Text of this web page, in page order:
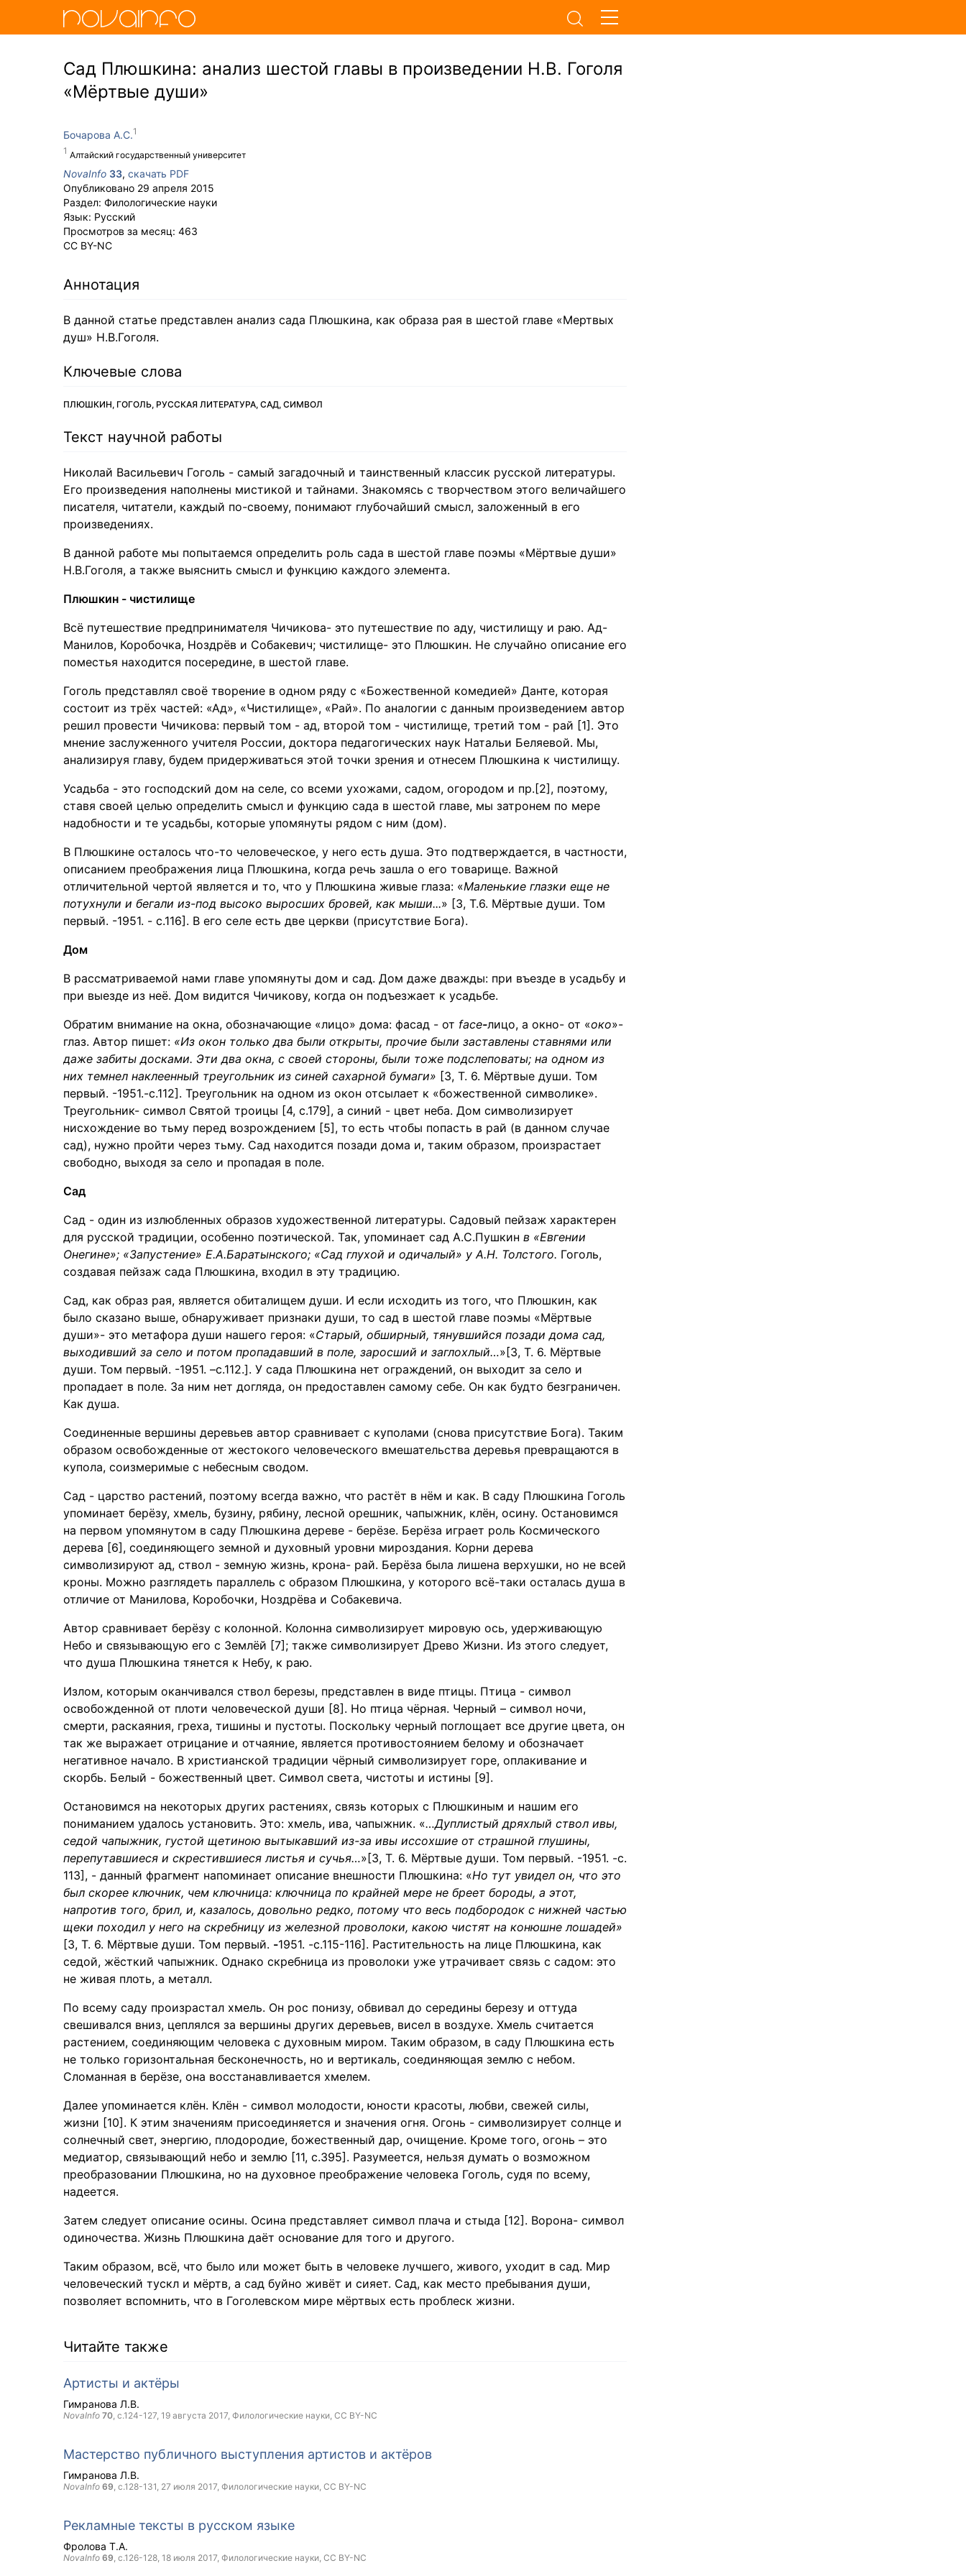
Сад Плюшкина: анализ шестой главы в произведении Н.В. Гоголя
«Мёртвые души»
Бочарова А.С.
Алтайский государственный университет
NovaInfo 33, скачать PDF
Опубликовано 29 апреля 2015
Раздел: Филологические науки
Язык: Русский
Просмотров за месяц: 463
CC BY-NC
Аннотация
В данной статье представлен анализ сада Плюшкина, как образа рая в шестой главе «Мертвых
душ» Н.В.Гоголя.
Ключевые слова
ПЛЮШКИН, ГОГОЛЬ, РУССКАЯ ЛИТЕРАТУРА, САД, СИМВОЛ
Текст научной работы
Николай Васильевич Гоголь - самый загадочный и таинственный классик русской литературы.
Его произведения наполнены мистикой и тайнами. Знакомясь с творчеством этого величайшего
писателя, читатели, каждый по-своему, понимают глубочайший смысл, заложенный в его
произведениях.
В данной работе мы попытаемся определить роль сада в шестой главе поэмы «Мёртвые души»
Н.В.Гоголя, а также выяснить смысл и функцию каждого элемента.
Плюшкин - чистилище
Всё путешествие предпринимателя Чичикова- это путешествие по аду, чистилищу и раю. Ад-
Манилов, Коробочка, Ноздрёв и Собакевич; чистилище- это Плюшкин. Не случайно описание его
поместья находится посередине, в шестой главе.
Гоголь представлял своё творение в одном ряду с «Божественной комедией» Данте, которая
состоит из трёх частей: «Ад», «Чистилище», «Рай». По аналогии с данным произведением автор
решил провести Чичикова: первый том - ад, второй том - чистилище, третий том - рай [1]. Это
мнение заслуженного учителя России, доктора педагогических наук Натальи Беляевой. Мы,
анализируя главу, будем придерживаться этой точки зрения и отнесем Плюшкина к чистилищу.
Усадьба - это господский дом на селе, со всеми ухожами, садом, огородом и пр.[2], поэтому,
ставя своей целью определить смысл и функцию сада в шестой главе, мы затронем по мере
надобности и те усадьбы, которые упомянуты рядом с ним (дом).
В Плюшкине осталось что-то человеческое, у него есть душа. Это подтверждается, в частности,
описанием преображения лица Плюшкина, когда речь зашла о его товарище. Важной
отличительной чертой является и то, что у Плюшкина живые глаза: «Маленькие глазки еще не
потухнули и бегали из-под высоко выросших бровей, как мыши...» [3, Т.6. Мёртвые души. Том
первый. -1951. - с.116]. В его селе есть две церкви (присутствие Бога).
Дом
В рассматриваемой нами главе упомянуты дом и сад. Дом даже дважды: при въезде в усадьбу и
при выезде из неё. Дом видится Чичикову, когда он подъезжает к усадьбе.
Обратим внимание на окна, обозначающие «лицо» дома: фасад - от face-лицо, а окно- от «око»-
глаз. Автор пишет: «Из окон только два были открыты, прочие были заставлены ставнями или
даже забиты досками. Эти два окна, с своей стороны, были тоже подслеповаты; на одном из
них темнел наклеенный треугольник из синей сахарной бумаги» [3, Т. 6. Мёртвые души. Том
первый. -1951.-с.112]. Треугольник на одном из окон отсылает к «божественной символике».
Треугольник- символ Святой троицы [4, с.179], а синий - цвет неба. Дом символизирует
нисхождение во тьму перед возрождением [5], то есть чтобы попасть в рай (в данном случае
сад), нужно пройти через тьму. Сад находится позади дома и, таким образом, произрастает
свободно, выходя за село и пропадая в поле.
Сад
Сад - один из излюбленных образов художественной литературы. Садовый пейзаж характерен
для русской традиции, особенно поэтической. Так, упоминает сад А.С.Пушкин в «Евгении
Онегине»; «Запустение» Е.А.Баратынского; «Сад глухой и одичалый» у А.Н. Толстого. Гоголь,
создавая пейзаж сада Плюшкина, входил в эту традицию.
Сад, как образ рая, является обиталищем души. И если исходить из того, что Плюшкин, как
было сказано выше, обнаруживает признаки души, то сад в шестой главе поэмы «Мёртвые
души»- это метафора души нашего героя: «Старый, обширный, тянувшийся позади дома сад,
выходивший за село и потом пропадавший в поле, заросший и заглохлый…»[3, Т. 6. Мёртвые
души. Том первый. -1951. –с.112.]. У сада Плюшкина нет ограждений, он выходит за село и
пропадает в поле. За ним нет догляда, он предоставлен самому себе. Он как будто безграничен.
Как душа.
Соединенные вершины деревьев автор сравнивает с куполами (снова присутствие Бога). Таким
образом освобожденные от жестокого человеческого вмешательства деревья превращаются в
купола, соизмеримые с небесным сводом.
Сад - царство растений, поэтому всегда важно, что растёт в нём и как. В саду Плюшкина Гоголь
упоминает берёзу, хмель, бузину, рябину, лесной орешник, чапыжник, клён, осину. Остановимся
на первом упомянутом в саду Плюшкина дереве - берёзе. Берёза играет роль Космического
дерева [6], соединяющего земной и духовный уровни мироздания. Корни дерева
символизируют ад, ствол - земную жизнь, крона- рай. Берёза была лишена верхушки, но не всей
кроны. Можно разглядеть параллель с образом Плюшкина, у которого всё-таки осталась душа в
отличие от Манилова, Коробочки, Ноздрёва и Собакевича.
Автор сравнивает берёзу с колонной. Колонна символизирует мировую ось, удерживающую
Небо и связывающую его с Землёй [7]; также символизирует Древо Жизни. Из этого следует,
что душа Плюшкина тянется к Небу, к раю.
Излом, которым оканчивался ствол березы, представлен в виде птицы. Птица - символ
освобожденной от плоти человеческой души [8]. Но птица чёрная. Черный – символ ночи,
смерти, раскаяния, греха, тишины и пустоты. Поскольку черный поглощает все другие цвета, он
так же выражает отрицание и отчаяние, является противостоянием белому и обозначает
негативное начало. В христианской традиции чёрный символизирует горе, оплакивание и
скорбь. Белый - божественный цвет. Символ света, чистоты и истины [9].
Остановимся на некоторых других растениях, связь которых с Плюшкиным и нашим его
пониманием удалось установить. Это: хмель, ива, чапыжник. «…Дуплистый дряхлый ствол ивы,
седой чапыжник, густой щетиною вытыкавший из-за ивы иссохшие от страшной глушины,
перепутавшиеся и скрестившиеся листья и сучья…»[3, Т. 6. Мёртвые души. Том первый. -1951. -с.
113], - данный фрагмент напоминает описание внешности Плюшкина: «Но тут увидел он, что это
был скорее ключник, чем ключница: ключница по крайней мере не бреет бороды, а этот,
напротив того, брил, и, казалось, довольно редко, потому что весь подбородок с нижней частью
щеки походил у него на скребницу из железной проволоки, какою чистят на конюшне лошадей»
[3, Т. 6. Мёртвые души. Том первый. -1951. -с.115-116]. Растительность на лице Плюшкина, как
седой, жёсткий чапыжник. Однако скребница из проволоки уже утрачивает связь с садом: это
не живая плоть, а металл.
По всему саду произрастал хмель. Он рос понизу, обвивал до середины березу и оттуда
свешивался вниз, цеплялся за вершины других деревьев, висел в воздухе. Хмель считается
растением, соединяющим человека с духовным миром. Таким образом, в саду Плюшкина есть
не только горизонтальная бесконечность, но и вертикаль, соединяющая землю с небом.
Сломанная в берёзе, она восстанавливается хмелем.
Далее упоминается клён. Клён - символ молодости, юности красоты, любви, свежей силы,
жизни [10]. К этим значениям присоединяется и значения огня. Огонь - символизирует солнце и
солнечный свет, энергию, плодородие, божественный дар, очищение. Кроме того, огонь – это
медиатор, связывающий небо и землю [11, с.395]. Разумеется, нельзя думать о возможном
преобразовании Плюшкина, но на духовное преображение человека Гоголь, судя по всему,
надеется.
Затем следует описание осины. Осина представляет символ плача и стыда [12]. Ворона- символ
одиночества. Жизнь Плюшкина даёт основание для того и другого.
Таким образом, всё, что было или может быть в человеке лучшего, живого, уходит в сад. Мир
человеческий тускл и мёртв, а сад буйно живёт и сияет. Сад, как место пребывания души,
позволяет вспомнить, что в Гоголевском мире мёртвых есть проблеск жизни.
Читайте также
Артисты и актёры
Гимранова Л.В.
NovaInfo 70, с.124-127, 19 августа 2017, Филологические науки, CC BY-NC
Мастерство публичного выступления артистов и актёров
Гимранова Л.В.
NovaInfo 69, с.128-131, 27 июля 2017, Филологические науки, CC BY-NC
Рекламные тексты в русском языке
Фролова Т.А.
NovaInfo 69, с.126-128, 18 июля 2017, Филологические науки, CC BY-NC